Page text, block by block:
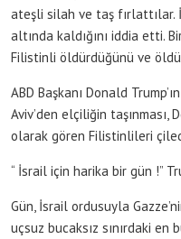
ateşli silah ve taş
altında kaldığını iddia etti.
Filistinli öldürdüğünü ve
ABD Başkanı Donald
Aviv’den elçiliğin
olarak gören Filistinlileri
“ İsrail için harika bir gün !”
Gün, İsrail ordusuyla
uçsuz bucaksız sınırdaki en